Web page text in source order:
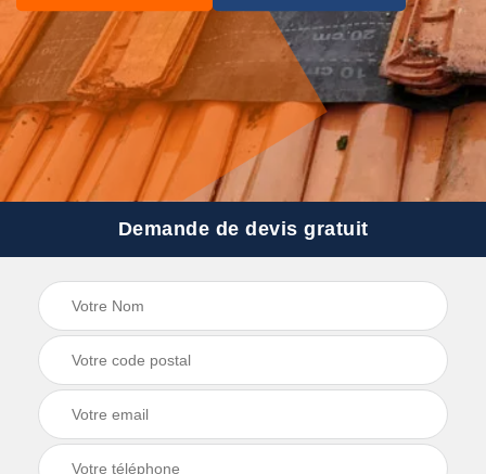
Demande de devis gratuit